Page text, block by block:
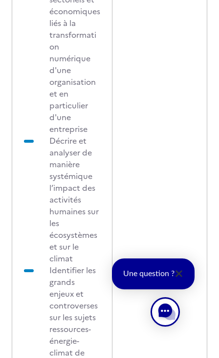
économiques
liés à la
transformati
on
numérique
d'une
organisation
et en
particulier
d'une
entreprise
Décrire et
analyser de
manière
systémique
l’impact des
activités
humaines sur
les
écosystèmes
et sur le
climat
Identifier les
grands
enjeux et
controverses
sur les sujets
ressources-
énergie-
climat de
Une question ?